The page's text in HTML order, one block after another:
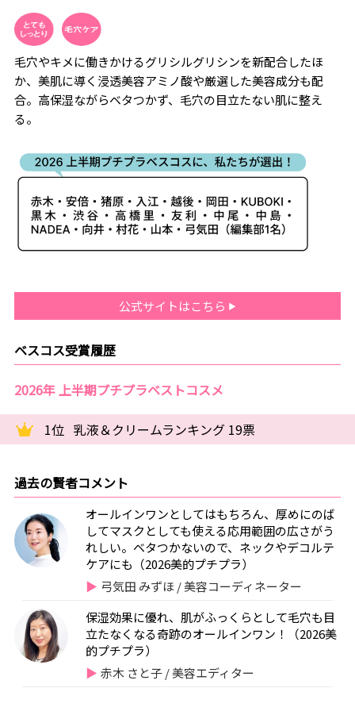
毛穴やキメに働きかけるグリシルグリシンを新配合したほ
か、美肌に導く浸透美容アミノ酸や厳選した美容成分も配
合。高保湿ながらベタつかず、毛穴の目立たない肌に整え
る。
公式サイトはこちら
ベスコス受賞履歴
2026年 上半期プチプラベストコスメ
1位 乳液＆クリームランキング 19票
過去の賢者コメント
オールインワンとしてはもちろん、厚めにのば
してマスクとしても使える応用範囲の広さがう
れしい。ベタつかないので、ネックやデコルテ
ケアにも（2026美的プチプラ）
弓気田 みずほ / 美容コーディネーター
保湿効果に優れ、肌がふっくらとして毛穴も目
立たなくなる奇跡のオールインワン！（2026美
的プチプラ）
赤木 さと子 / 美容エディター